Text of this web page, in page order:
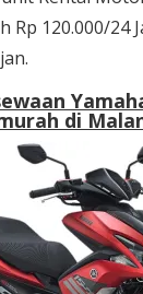
Rp 120.000/24
di